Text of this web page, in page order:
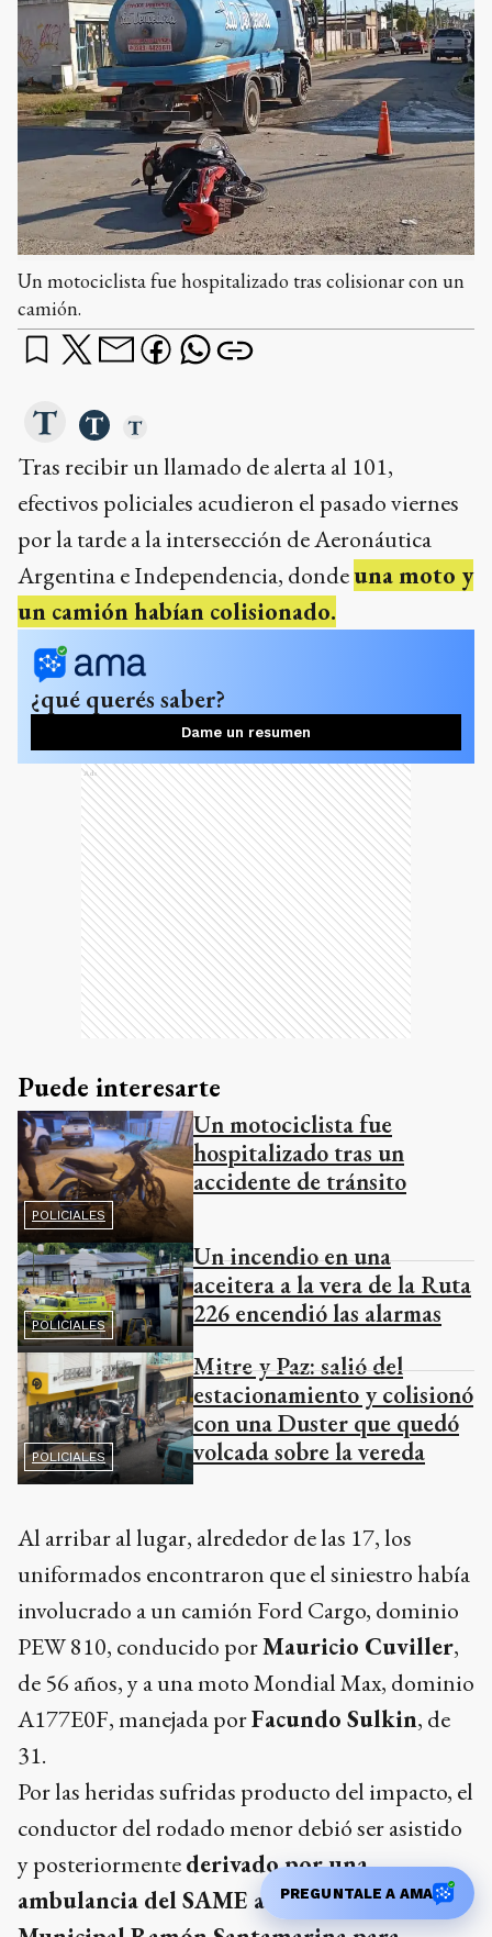
Un motociclista fue hospitalizado tras colisionar con un
camión.
Tras recibir un llamado de alerta al 101,
efectivos policiales acudieron el pasado viernes
por la tarde a la intersección de Aeronáutica
Argentina e Independencia, dondeuna moto y
un camión habían colisionado.
¿qué querés saber?
Dame un resumen
Ads
Puede interesarte
POLICIALES
Un motociclista fue
hospitalizado tras un
accidente de tránsito
POLICIALES
Un incendio en una
aceitera a la vera de la Ruta
226 encendió las alarmas
POLICIALES
Mitre y Paz: salió del
estacionamiento y colisionó
con una Duster que quedó
volcada sobre la vereda
Al arribar al lugar, alrededor de las 17, los
uniformados encontraron que el siniestro había
involucrado a un camión Ford Cargo, dominio
PEW 810, conducido porMauricio Cuviller,
de 56 años, y a una moto Mondial Max, dominio
A177E0F, manejada porFacundo Sulkin, de
31.
Por las heridas sufridas producto del impacto, el
conductor del rodado menor debió ser asistido
y posteriormentederivado por una
ambulancia del SAME al Hospital
PREGUNTALE A AMA